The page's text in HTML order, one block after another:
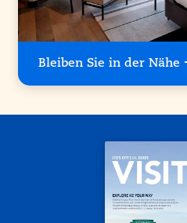
Bleiben Sie in der Nähe